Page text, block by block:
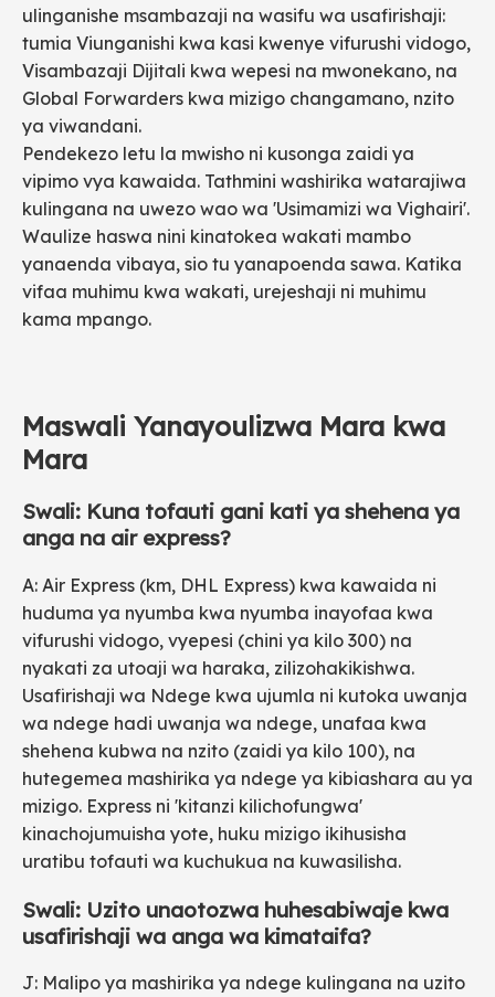
ulinganishe msambazaji na wasifu wa usafirishaji:
tumia Viunganishi kwa kasi kwenye vifurushi vidogo,
Visambazaji Dijitali kwa wepesi na mwonekano, na
Global Forwarders kwa mizigo changamano, nzito
ya viwandani.
Pendekezo letu la mwisho ni kusonga zaidi ya
vipimo vya kawaida. Tathmini washirika watarajiwa
kulingana na uwezo wao wa 'Usimamizi wa Vighairi'.
Waulize haswa nini kinatokea wakati mambo
yanaenda vibaya, sio tu yanapoenda sawa. Katika
vifaa muhimu kwa wakati, urejeshaji ni muhimu
kama mpango.
Maswali Yanayoulizwa Mara kwa
Mara
Swali: Kuna tofauti gani kati ya shehena ya
anga na air express?
A: Air Express (km, DHL Express) kwa kawaida ni
huduma ya nyumba kwa nyumba inayofaa kwa
vifurushi vidogo, vyepesi (chini ya kilo 300) na
nyakati za utoaji wa haraka, zilizohakikishwa.
Usafirishaji wa Ndege kwa ujumla ni kutoka uwanja
wa ndege hadi uwanja wa ndege, unafaa kwa
shehena kubwa na nzito (zaidi ya kilo 100), na
hutegemea mashirika ya ndege ya kibiashara au ya
mizigo. Express ni 'kitanzi kilichofungwa'
kinachojumuisha yote, huku mizigo ikihusisha
uratibu tofauti wa kuchukua na kuwasilisha.
Swali: Uzito unaotozwa huhesabiwaje kwa
usafirishaji wa anga wa kimataifa?
J: Malipo ya mashirika ya ndege kulingana na uzito